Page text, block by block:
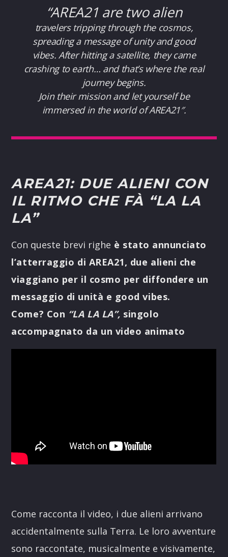
“AREA21 are two alien
travelers tripping through the cosmos,
spreading a message of unity and good
vibes. After hitting a satellite, they came
crashing to earth… and that’s where the real
journey begins.
Join their mission and let yourself be
immersed in the world of AREA21″.
AREA21: DUE ALIENI CON
IL RITMO CHE FÀ “LA LA
LA”
Con queste brevi righe è stato annunciato
l’atterraggio di AREA21, due alieni che
viaggiano per il cosmo per diffondere un
messaggio di unità e good vibes.
Come? Con “LA LA LA”, singolo
accompagnato da un video animato
Come racconta il video, i due alieni arrivano
accidentalmente sulla Terra. Le loro avventure
sono raccontate, musicalmente e visivamente,